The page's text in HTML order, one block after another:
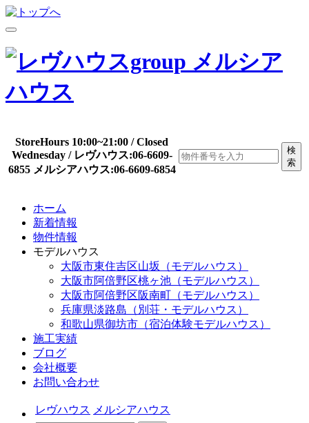
StoreHours 10:00~21:00 / Closed
Wednesday / レヴハウス:06-6609-
6855 メルシアハウス:06-6609-6854
検
索
ホーム
新着情報
物件情報
モデルハウス
大阪市東住吉区山坂（モデルハウス）
大阪市阿倍野区桃ヶ池（モデルハウス）
大阪市阿倍野区阪南町（モデルハウス）
兵庫県淡路島（別荘・モデルハウス）
和歌山県御坊市（宿泊体験モデルハウス）
施工実績
ブログ
会社概要
お問い合わせ
レヴハウス メルシアハウス